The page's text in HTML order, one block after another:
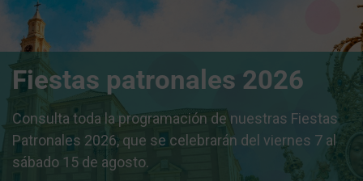
Fiestas patronales 2026
Consulta toda la programación de nuestras Fiestas
Patronales 2026, que se celebrarán del viernes 7 al
sábado 15 de agosto.